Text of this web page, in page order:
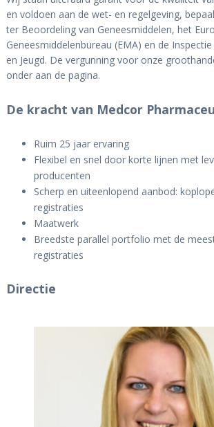
en voldoen aan de wet- en regelgeving,
ter Beoordeling van Geneesmiddelen, het
Geneesmiddelenbureau (EMA) en de
en Jeugd. De vergunning voor onze
onder aan de pagina.
De kracht van Medcor
Ruim 25 jaar ervaring
Flexibel en snel door korte lijnen met
producenten
Scherp en uiteenlopend aanbod:
registraties
Maatwerk
Breedste parallel portfolio met de
registraties
Directie